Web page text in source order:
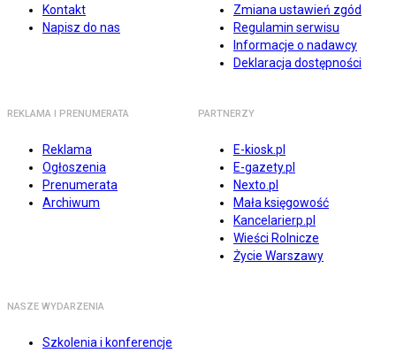
Kontakt
Napisz do nas
Zmiana ustawień zgód
Regulamin serwisu
Informacje o nadawcy
Deklaracja dostępności
REKLAMA I PRENUMERATA
Reklama
Ogłoszenia
Prenumerata
Archiwum
PARTNERZY
E-kiosk.pl
E-gazety.pl
Nexto.pl
Mała księgowość
Kancelarierp.pl
Wieści Rolnicze
Życie Warszawy
NASZE WYDARZENIA
Szkolenia i konferencje